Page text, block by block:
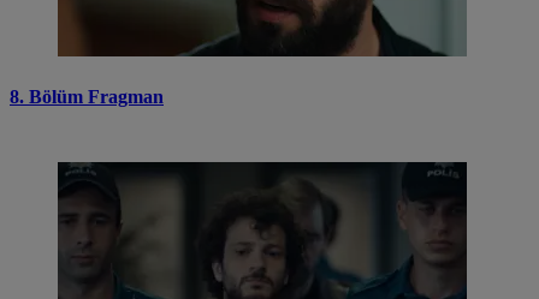
8. Bölüm Fragman